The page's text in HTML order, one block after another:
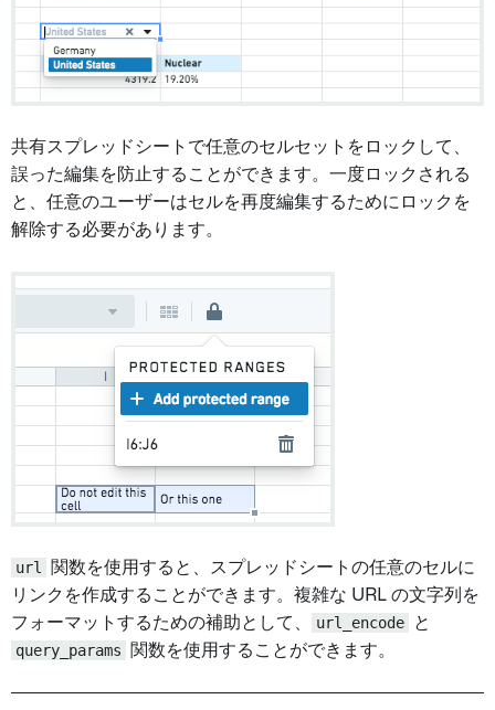
共有スプレッドシートで任意のセルセットをロックして、
誤った編集を防止することができます。一度ロックされる
と、任意のユーザーはセルを再度編集するためにロックを
解除する必要があります。
url
関数を使用すると、スプレッドシートの任意のセルに
リンクを作成することができます。複雑な URL の文字列を
フォーマットするための補助として、
url_encode
と
query_params
関数を使用することができます。